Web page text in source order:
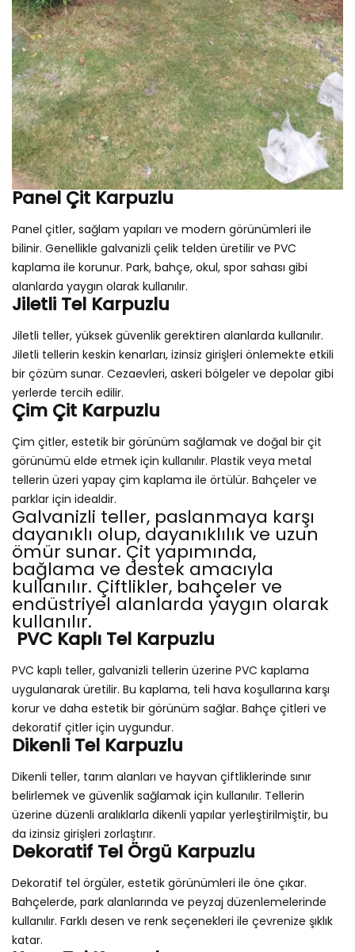
Panel Çit Karpuzlu
Panel çitler, sağlam yapıları ve modern görünümleri ile
bilinir. Genellikle galvanizli çelik telden üretilir ve PVC
kaplama ile korunur. Park, bahçe, okul, spor sahası gibi
alanlarda yaygın olarak kullanılır.
Jiletli Tel Karpuzlu
Jiletli teller, yüksek güvenlik gerektiren alanlarda kullanılır.
Jiletli tellerin keskin kenarları, izinsiz girişleri önlemekte etkili
bir çözüm sunar. Cezaevleri, askeri bölgeler ve depolar gibi
yerlerde tercih edilir.
Çim Çit Karpuzlu
Çim çitler, estetik bir görünüm sağlamak ve doğal bir çit
görünümü elde etmek için kullanılır. Plastik veya metal
tellerin üzeri yapay çim kaplama ile örtülür. Bahçeler ve
parklar için idealdir.
Galvanizli teller, paslanmaya karşı
dayanıklı olup, dayanıklılık ve uzun
ömür sunar. Çit yapımında,
bağlama ve destek amacıyla
kullanılır. Çiftlikler, bahçeler ve
endüstriyel alanlarda yaygın olarak
kullanılır.
PVC Kaplı Tel Karpuzlu
PVC kaplı teller, galvanizli tellerin üzerine PVC kaplama
uygulanarak üretilir. Bu kaplama, teli hava koşullarına karşı
korur ve daha estetik bir görünüm sağlar. Bahçe çitleri ve
dekoratif çitler için uygundur.
Dikenli Tel Karpuzlu
Dikenli teller, tarım alanları ve hayvan çiftliklerinde sınır
belirlemek ve güvenlik sağlamak için kullanılır. Tellerin
üzerine düzenli aralıklarla dikenli yapılar yerleştirilmiştir, bu
da izinsiz girişleri zorlaştırır.
Dekoratif Tel Örgü Karpuzlu
Dekoratif tel örgüler, estetik görünümleri ile öne çıkar.
Bahçelerde, park alanlarında ve peyzaj düzenlemelerinde
kullanılır. Farklı desen ve renk seçenekleri ile çevrenize şıklık
katar.